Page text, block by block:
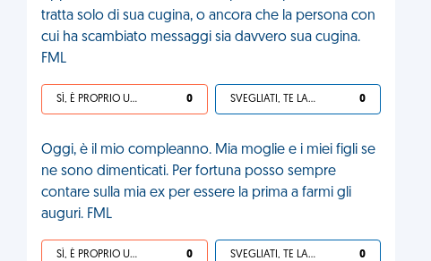
tratta solo di sua cugina, o ancora che la persona con
cui ha scambiato messaggi sia davvero sua cugina.
FML
SÌ, È PROPRIO UNA VDM! 0 SVEGLIATI, TE LA SEI CERCATA! 0
Oggi, è il mio compleanno. Mia moglie e i miei figli se
ne sono dimenticati. Per fortuna posso sempre
contare sulla mia ex per essere la prima a farmi gli
auguri. FML
SÌ, È PROPRIO UNA VDM! 0 SVEGLIATI, TE LA SEI CERCATA! 0